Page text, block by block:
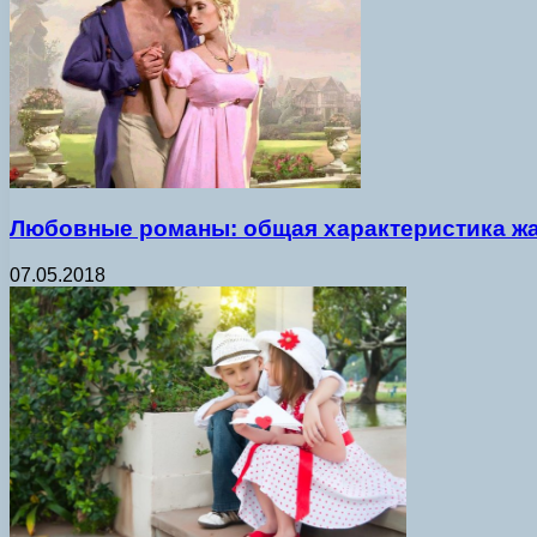
Любовные романы: общая характеристика
07.05.2018